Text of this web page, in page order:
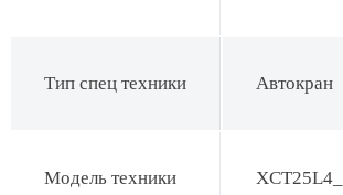
Тип спец техники Автокран
Модель техники